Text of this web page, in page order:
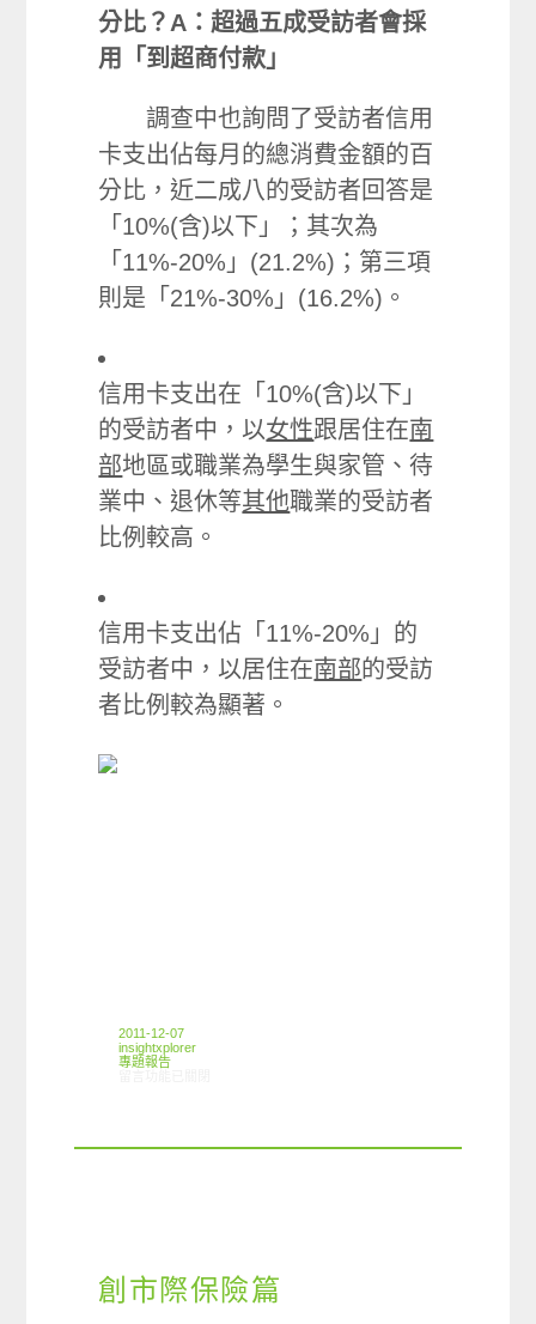
分比？A：超過五成受訪者會採
用「到超商付款」
調查中也詢問了受訪者信用
卡支出佔每月的總消費金額的百
分比，近二成八的受訪者回答是
「10%(含)以下」；其次為
「11%-20%」(21.2%)；第三項
則是「21%-30%」(16.2%)。
信用卡支出在「10%(含)以下」
的受訪者中，以女性跟居住在南
部地區或職業為學生與家管、待
業中、退休等其他職業的受訪者
比例較高。
信用卡支出佔「11%-20%」的
受訪者中，以居住在南部的受訪
者比例較為顯著。
2011-12-07
insightxplorer
專題報告
創市際保險篇